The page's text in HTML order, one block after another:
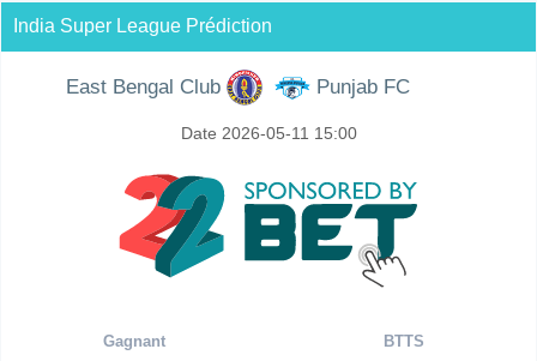
India Super League Prédiction
East Bengal Club Punjab FC
Date 2026-05-11 15:00
Gagnant BTTS